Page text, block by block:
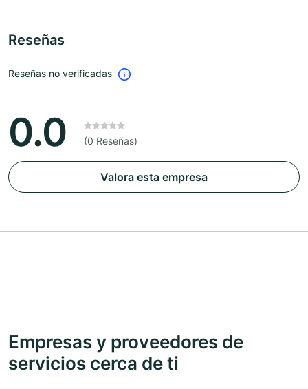
Reseñas
Reseñas no verificadas
0.0 (0 Reseñas)
Valora esta empresa
Empresas y proveedores de
servicios cerca de ti